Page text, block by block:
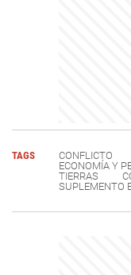
TAGS CONFLICTO
ECONOMÍA Y
TIERRAS
SUPLEMENTO